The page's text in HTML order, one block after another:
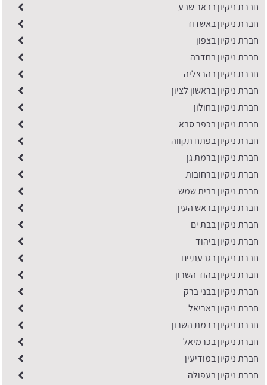
חברת ניקיון בבאר שבע
חברת ניקיון באשדוד
חברת ניקיון בצפון
חברת ניקיון בחדרה
חברת ניקיון בהרצליה
חברת ניקיון בראשון לציון
חברת ניקיון בחולון
חברת ניקיון בכפר סבא
חברת ניקיון בפתח תקווה
חברת ניקיון ברמת גן
חברת ניקיון ברחובות
חברת ניקיון בבית שמש
חברת ניקיון בראש העין
חברת ניקיון בבת ים
חברת ניקיון ביהוד
חברת ניקיון בגבעתיים
חברת ניקיון בהוד השרון
חברת ניקיון בבני ברק
חברת ניקיון באריאל
חברת ניקיון ברמת השרון
חברת ניקיון בכרמיאל
חברת ניקיון במודיעין
חברת ניקיון בעפולה